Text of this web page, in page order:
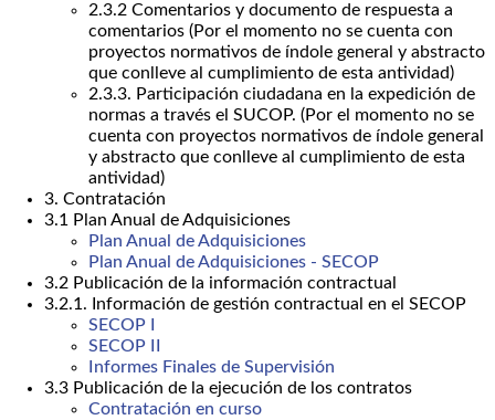
2.3.2 Comentarios y documento de respuesta a
comentarios (Por el momento no se cuenta con
proyectos normativos de índole general y abstracto
que conlleve al cumplimiento de esta antividad)
2.3.3. Participación ciudadana en la expedición de
normas a través el SUCOP. (Por el momento no se
cuenta con proyectos normativos de índole general
y abstracto que conlleve al cumplimiento de esta
antividad)
3. Contratación
3.1 Plan Anual de Adquisiciones
Plan Anual de Adquisiciones
Plan Anual de Adquisiciones - SECOP
3.2 Publicación de la información contractual
3.2.1. Información de gestión contractual en el SECOP
SECOP I
SECOP II
Informes Finales de Supervisión
3.3 Publicación de la ejecución de los contratos
Contratación en curso